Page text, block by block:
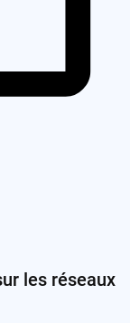
les réseaux